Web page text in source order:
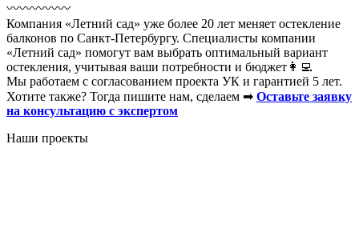
〰️〰️〰️〰️〰️
Компания «Летний сад» уже более 20 лет меняет остекление
балконов по Санкт-Петербургу. Специалисты компании
«Летний сад» помогут вам выбрать оптимальный вариант
остекления, учитывая ваши потребности и бюджет👩‍💻
Мы работаем с согласованием проекта УК и гарантией 5 лет.
Хотите также? Тогда пишите нам, сделаем ➡ Оставьте заявку
на консультацию с экспертом
Наши проекты